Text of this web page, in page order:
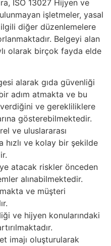
ISO 13027 Hijyen ve
işletmeler, yasal
diğer düzenlemelere
Belgeyi alan
olarak birçok fayda elde
alarak gıda güvenliği
adım atmakta ve bu
ve gerekliliklere
gösterebilmektedir.
ve uluslararası
hızlı ve kolay bir şekilde
atacak riskler önceden
alınabilmektedir.
ve müşteri
ve hijyen konularındaki
imajı oluşturularak